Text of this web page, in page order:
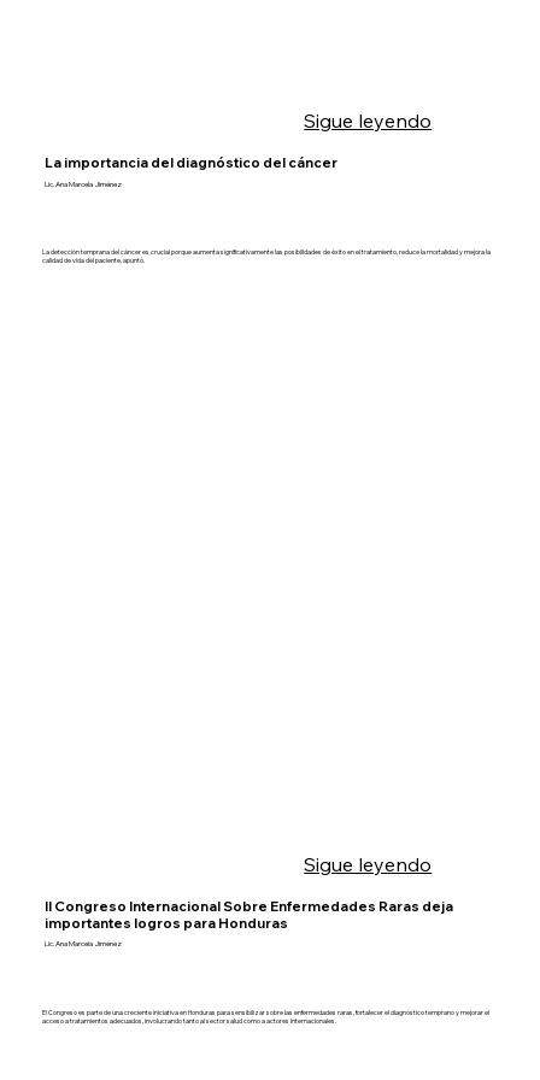
Sigue leyendo
La importancia del diagnóstico del cáncer
Lic. Ana Marcela Jiménez
La detección temprana del cáncer es crucial porque aumenta significativamente las posibilidades de éxito en el tratamiento, reduce la mortalidad y mejora la
calidad de vida del paciente, apuntó.
Sigue leyendo
II Congreso Internacional Sobre Enfermedades Raras deja
importantes logros para Honduras
Lic. Ana Marcela Jiménez
El Congreso es parte de una creciente iniciativa en Honduras para sensibilizar sobre las enfermedades raras, fortalecer el diagnóstico temprano y mejorar el
acceso a tratamientos adecuados, involucrando tanto al sector salud como a actores internacionales.